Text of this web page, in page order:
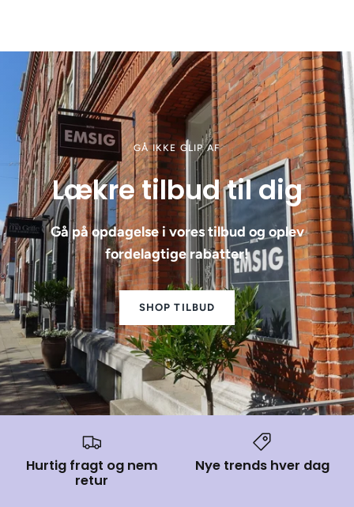
GÅ IKKE GLIP AF
Lækre tilbud til dig
Gå på opdagelse i vores tilbud og oplev
fordelagtige rabatter!
SHOP TILBUD
Hurtig fragt og nem
retur
Nye trends hver dag